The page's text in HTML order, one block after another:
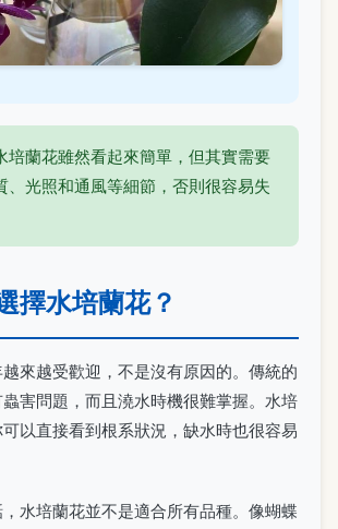
培蘭花雖然看起來簡單，但其實需要
、光照和通風等細節，否則很容易失
擇水培蘭花？
來越受歡迎，不是沒有原因的。傳統的
害問題，而且澆水時機很難掌握。水培
以直接看到根系狀況，缺水時也很容易
水培蘭花並不是適合所有品種。像蝴蝶